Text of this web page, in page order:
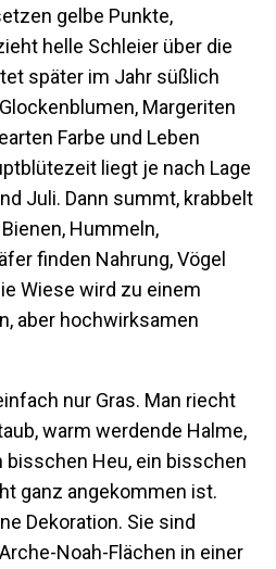
gelbe Punkte,
helle Schleier über die
später im Jahr süßlich
Margeriten
Farbe und Leben
liegt je nach Lage
Juli. Dann summt, krabbelt
Hummeln,
finden Nahrung, Vögel
Wiese wird zu einem
aber hochwirksamen
nur Gras. Man riecht
warm werdende Halme,
bisschen Heu, ein bisschen
ganz angekommen ist.
Dekoration. Sie sind
Noah-Flächen in einer